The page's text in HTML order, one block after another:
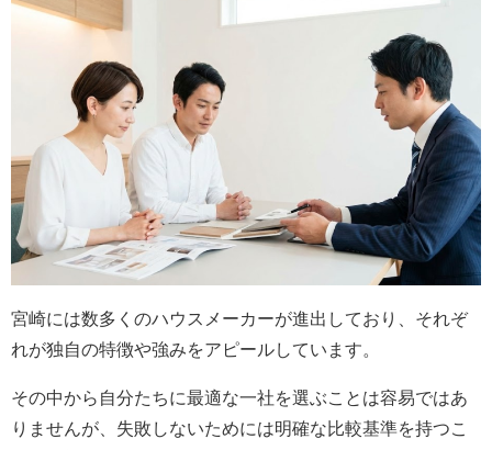
宮崎には数多くのハウスメーカーが進出しており、それぞ
れが独自の特徴や強みをアピールしています。
その中から自分たちに最適な一社を選ぶことは容易ではあ
りませんが、失敗しないためには明確な比較基準を持つこ